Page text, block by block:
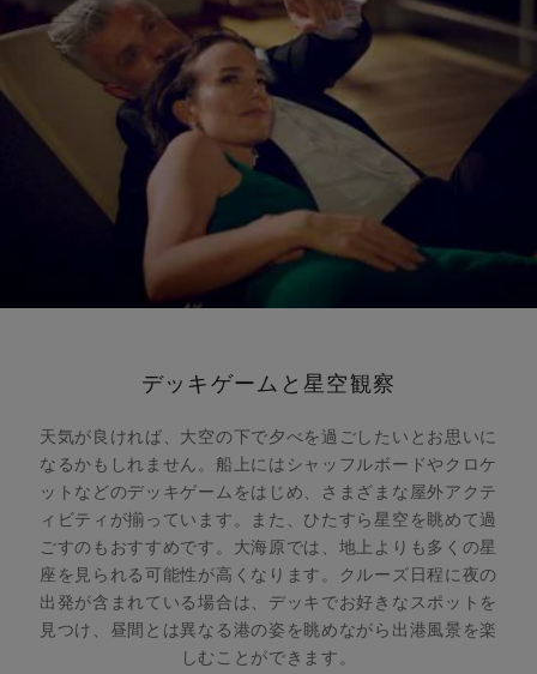
デッキゲームと星空観察
天気が良ければ、大空の下で夕べを過ごしたいとお思いに
なるかもしれません。船上にはシャッフルボードやクロケ
ットなどのデッキゲームをはじめ、さまざまな屋外アクテ
ィビティが揃っています。また、ひたすら星空を眺めて過
ごすのもおすすめです。大海原では、地上よりも多くの星
座を見られる可能性が高くなります。クルーズ日程に夜の
出発が含まれている場合は、デッキでお好きなスポットを
見つけ、昼間とは異なる港の姿を眺めながら出港風景を楽
しむことができます。